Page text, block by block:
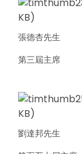
張德杏先生
第三屆主席
劉達邦先生